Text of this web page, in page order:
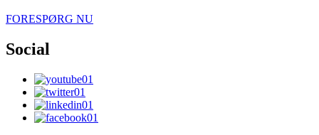
FORESPØRG NU
Social